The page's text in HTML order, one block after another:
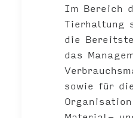
Im Bereich
Tierhaltung
die
das
sowie für die